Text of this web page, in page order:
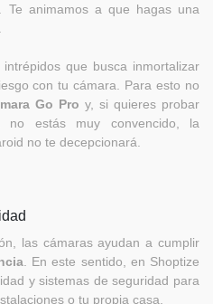
Te animamos a que hagas una
que busca inmortalizar
con tu cámara. Para esto no
Go Pro y, si quieres probar
no estás muy convencido, la
no te decepcionará.
las cámaras ayudan a cumplir
. En este sentido, en Shoptize
y sistemas de seguridad para
o tu propia casa.